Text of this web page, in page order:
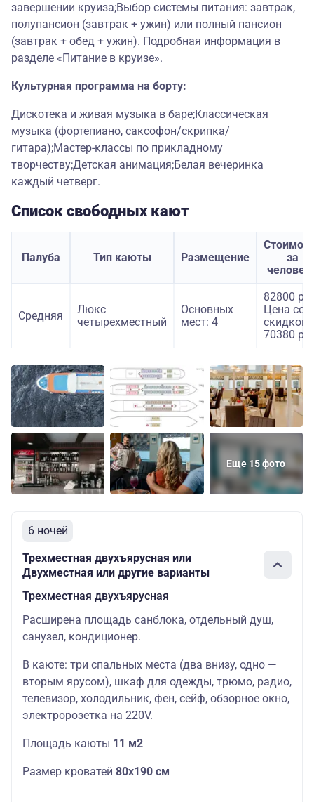
завершении круиза;Выбор системы питания: завтрак,
полупансион (завтрак + ужин) или полный пансион
(завтрак + обед + ужин). Подробная информация в
разделе «Питание в круизе».
Культурная программа на борту:
Дискотека и живая музыка в баре;Классическая
музыка (фортепиано, саксофон/скрипка/
гитара);Мастер-классы по прикладному
творчеству;Детская анимация;Белая вечеринка
каждый четверг.
Список свободных кают
Палуба Тип каюты Размещение
за
Средняя
Люкс
четырехместный
Основных
мест: 4
82800
Цена со
скидкой:
70380
Еще 15 фото
6 ночей
Трехместная двухъярусная или
Двухместная или другие варианты
Трехместная двухъярусная
Расширена площадь санблока, отдельный душ,
санузел, кондиционер.
В каюте: три спальных места (два внизу, одно —
вторым ярусом), шкаф для одежды, трюмо, радио,
телевизор, холодильник, фен, сейф, обзорное окно,
электророзетка на 220V.
Площадь каюты 11 м2
Размер кроватей 80х190 см